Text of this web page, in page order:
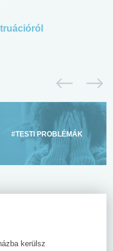
#TESTI PROBLÉMÁK
kerülsz